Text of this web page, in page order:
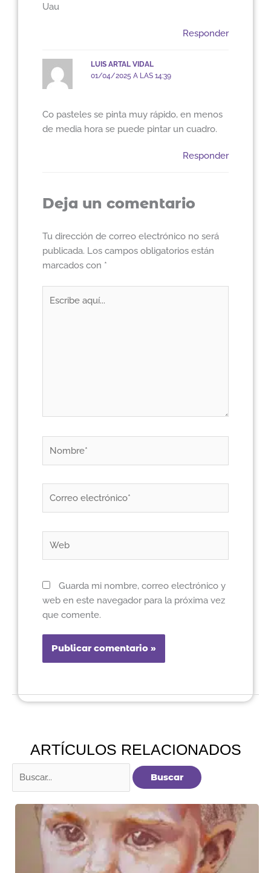
Uau
Responder
LUIS ARTAL VIDAL
01/04/2025 A LAS 14:39
Co pasteles se pinta muy rápido, en menos
de media hora se puede pintar un cuadro.
Responder
Deja un comentario
Tu dirección de correo electrónico no será
publicada. Los campos obligatorios están
marcados con *
aquí...
electrónico*
Guarda mi nombre, correo electrónico y
web en este navegador para la próxima vez
que comente.
ARTÍCULOS RELACIONADOS